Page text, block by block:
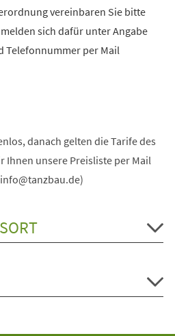
vereinbaren Sie bitte
sich dafür unter Angabe
Telefonnummer per Mail
danach gelten die Tarife des
Ihnen unsere Preisliste per Mail